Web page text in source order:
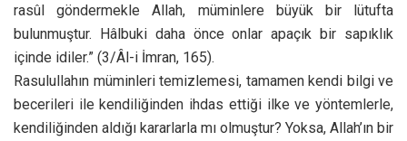
rasûl göndermekle Allah, müminlere büyük bir lütufta
bulunmuştur. Hâlbuki daha önce onlar apaçık bir sapıklık
içinde idiler.” (3/Âl-i İmran, 165).
Rasulullahın müminleri temizlemesi, tamamen kendi bilgi ve
becerileri ile kendiliğinden ihdas ettiği ilke ve yöntemlerle,
kendiliğinden aldığı kararlarla mı olmuştur? Yoksa, Allah’ın bir